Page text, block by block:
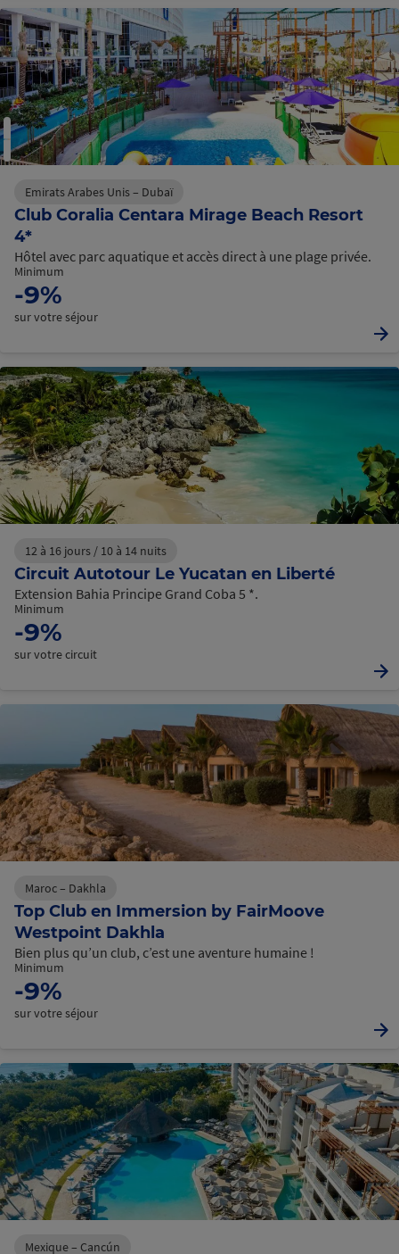
Emirats Arabes Unis – Dubaï
Club Coralia Centara Mirage Beach Resort
4*
Hôtel avec parc aquatique et accès direct à une plage privée.
Minimum
-9%
sur votre séjour
12 à 16 jours / 10 à 14 nuits
Circuit Autotour Le Yucatan en Liberté
Extension Bahia Principe Grand Coba 5 *.
Minimum
-9%
sur votre circuit
Maroc – Dakhla
Top Club en Immersion by FairMoove
Westpoint Dakhla
Bien plus qu’un club, c’est une aventure humaine !
Minimum
-9%
sur votre séjour
Mexique – Cancún